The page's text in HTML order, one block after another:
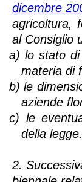
dicembre
agricoltura,
al Consiglio
a) lo stato di
materia di
b)le
aziende
c) le
della
2.